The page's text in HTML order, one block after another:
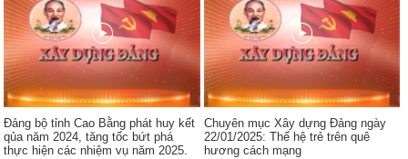
Đảng bộ tỉnh Cao Bằng phát huy kết
qủa năm 2024, tăng tốc bứt phá
thực hiện các nhiệm vụ năm 2025.
Chuyên mục Xây dựng Đảng ngày
22/01/2025: Thế hệ trẻ trên quê
hương cách mạng